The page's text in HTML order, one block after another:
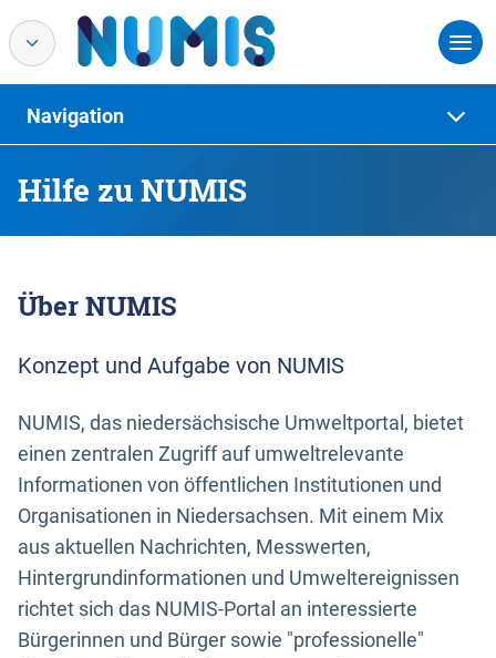
Hilfe zu NUMIS
Navigation
Über NUMIS
Konzept und Aufgabe von NUMIS
NUMIS, das niedersächsische Umweltportal, bietet
einen zentralen Zugriff auf umweltrelevante
Informationen von öffentlichen Institutionen und
Organisationen in Niedersachsen. Mit einem Mix
aus aktuellen Nachrichten, Messwerten,
Hintergrundinformationen und Umweltereignissen
richtet sich das NUMIS-Portal an interessierte
Bürgerinnen und Bürger sowie "professionelle"